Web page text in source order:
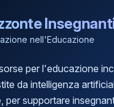
nell'Educazione
per l'educazione
da intelligenza
per supportare